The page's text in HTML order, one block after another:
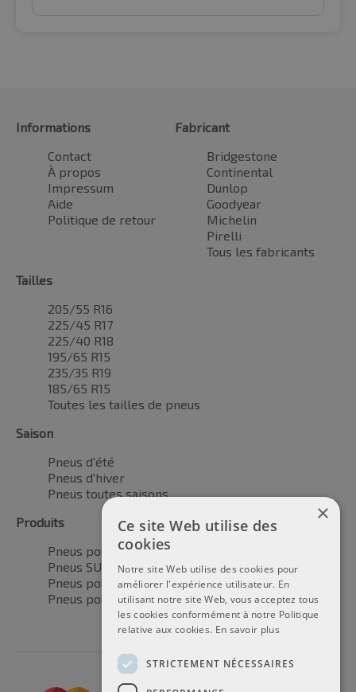
Informations
Contact
À propos
Impressum
Aide
Politique de retour
Fabricant
Bridgestone
Continental
Dunlop
Goodyear
Michelin
Pirelli
Tous les fabricants
Tailles
205/55 R16
225/45 R17
225/40 R18
195/65 R15
235/35 R19
185/65 R15
Toutes les tailles de pneus
Saison
Pneus d'été
Pneus d'hiver
Pneus toutes saisons
Produits
Pneus pour voitures
Pneus SUV / 4x4
Pneus pour camionnettes
Pneus pour motos
×
Ce site Web utilise des
cookies
Notre site Web utilise des cookies pour
améliorer l'expérience utilisateur. En
utilisant notre site Web, vous acceptez tous
les cookies conformément à notre Politique
relative aux cookies. En savoir plus
STRICTEMENT NÉCESSAIRES